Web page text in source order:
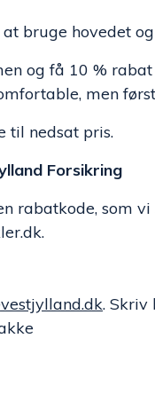
bruge hovedet
og få 10 %
men
til nedsat pris.
Forsikring
rabatkode, som
. Skriv